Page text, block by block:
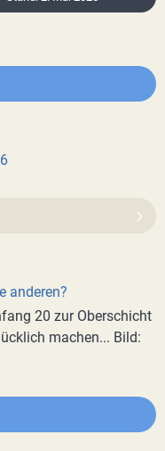
anderen?
20 zur Oberschicht
machen... Bild: